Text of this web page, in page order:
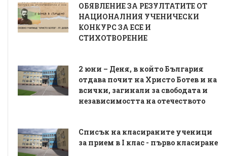
ОБЯВЛЕНИЕ ЗА РЕЗУЛТАТИТЕ ОТ
НАЦИОНАЛНИЯ УЧЕНИЧЕСКИ
КОНКУРС ЗА ЕСЕ И
СТИХОТВОРЕНИЕ
2 юни – Деня, в който България
отдава почит на Христо Ботев и на
всички, загинали за свободата и
независимостта на отечеството
Списък на класираните ученици
за прием в I клас - първо класиране